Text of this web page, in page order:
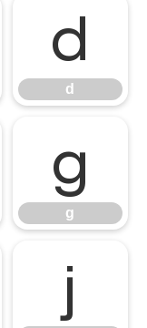
d
d
g
g
j